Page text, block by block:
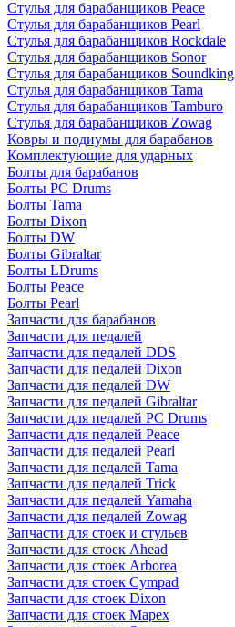
Стулья для барабанщиков Peace
Стулья для барабанщиков Pearl
Стулья для барабанщиков Rockdale
Стулья для барабанщиков Sonor
Стулья для барабанщиков Soundking
Стулья для барабанщиков Tama
Стулья для барабанщиков Tamburo
Стулья для барабанщиков Zowag
Ковры и подиумы для барабанов
Комплектующие для ударных
Болты для барабанов
Болты PC Drums
Болты Tama
Болты Dixon
Болты DW
Болты Gibraltar
Болты LDrums
Болты Peace
Болты Pearl
Запчасти для барабанов
Запчасти для педалей
Запчасти для педалей DDS
Запчасти для педалей Dixon
Запчасти для педалей DW
Запчасти для педалей Gibraltar
Запчасти для педалей PC Drums
Запчасти для педалей Peace
Запчасти для педалей Pearl
Запчасти для педалей Tama
Запчасти для педалей Trick
Запчасти для педалей Yamaha
Запчасти для педалей Zowag
Запчасти для стоек и стульев
Запчасти для стоек Ahead
Запчасти для стоек Arborea
Запчасти для стоек Cympad
Запчасти для стоек Dixon
Запчасти для стоек Mapex